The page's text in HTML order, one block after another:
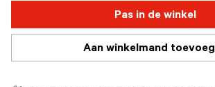
Pas in de winkel
Aan winkelmand